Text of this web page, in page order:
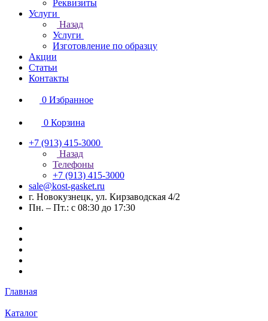
Реквизиты
Услуги
Назад
Услуги
Изготовление по образцу
Акции
Статьи
Контакты
0 Избранное
0 Корзина
+7 (913) 415-3000
Назад
Телефоны
+7 (913) 415-3000
sale@kost-gasket.ru
г. Новокузнецк, ул. Кирзаводская 4/2
Пн. – Пт.: с 08:30 до 17:30
Главная
Каталог